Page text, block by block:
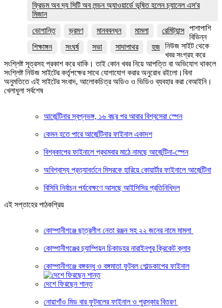
ফ্রিডম অব দ্য সিটি অব লন্ডন অ্যাওয়ার্ডে ভূষিত হলেন চ্যানেল এস'র
মিজান
ভোগান্তি
ভ্রমণ মানববন্ধন মামলা
রেমিট্যান্স
শিক্ষাঙ্গন
সংঘর্ষ সভা সাদাপাথর হজ
পাশাপাশি
বিভিন্ন
নিউজ সাইট থেকে
খবর সংগ্রহ করে
সংশ্লিষ্ট সূত্রসহ প্রকাশ করে থাকি। তাই কোন খবর নিয়ে আপত্তি বা অভিযোগ থাকলে
সংশ্লিষ্ট নিউজ সাইটের কর্তৃপক্ষের সাথে যোগাযোগ করার অনুরোধ রইলো।বিনা
অনুমতিতে এই সাইটের সংবাদ, আলোকচিত্র অডিও ও ভিডিও ব্যবহার করা বেআইনি।
খেলাধুলা সর্বশেষ
আর্জেন্টিনার স্বপ্নভঙ্গ, ১৬ বছর পর আবার বিশ্বসেরা স্পেন
কেমন হতে পারে আর্জেন্টিনার ফাইনাল একাদশ
বিশ্বকাপের ফাইনালে প্রথমবার মাঠে নামছে আর্জেন্টিনা-স্পেন
অবিশ্বাস্য প্রত্যাবর্তনে মিসরকে হারিয়ে কোয়ার্টার ফাইনালে আর্জেন্টিনা
বিসিবি নির্বাচন পর্যবেক্ষণে আসছে আইসিসির প্রতিনিধিদল
এই সপ্তাহের পাঠকপ্রিয়
কোম্পানীগঞ্জে ছাত্রলীগ নেতা রঞ্জন সহ ২২ জনের নামে মামলা
কোম্পানীগঞ্জের চ্যাম্পিয়ন চিকাডহর নারাইনপুর ক্রিকেট ক্লাব
কোম্পানীগঞ্জে বঙ্গবন্ধু ও বঙ্গমাতা ফুটবল গোল্ডকাপের ফাইনাল
দেশে ফিরছেন শান্ত
নোয়াগাঁও মিড বার ফুটবলের ফাইনাল ও পুরস্কার বিতরণ